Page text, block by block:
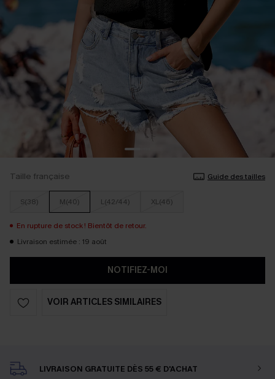
Taille française Guide des tailles
S(38) M(40) L(42/44) XL(46)
En rupture de stock ! Bientôt de retour.
Livraison estimée : 19 août
NOTIFIEZ-MOI
VOIR ARTICLES SIMILAIRES
LIVRAISON GRATUITE DÈS 55 € D'ACHAT